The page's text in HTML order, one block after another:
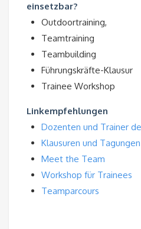
einsetzbar?
Outdoortraining,
Teamtraining
Teambuilding
Führungskräfte-Klausur
Trainee Workshop
Linkempfehlungen
Dozenten und Trainer
Klausuren und Tagungen
Meet the Team
Workshop für Trainees
Teamparcours